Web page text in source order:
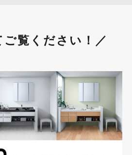
ご覧ください！／